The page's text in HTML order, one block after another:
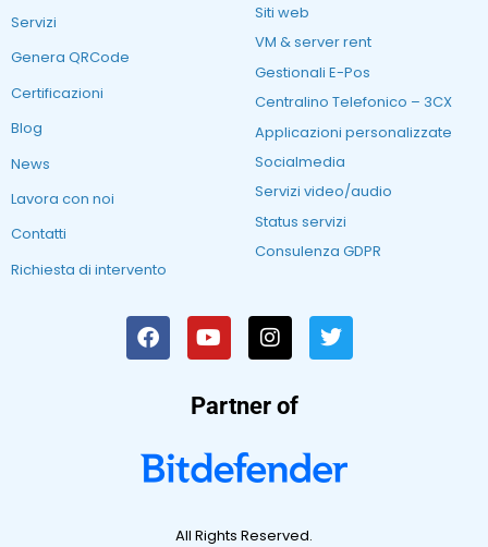
Servizi
Genera QRCode
Certificazioni
Blog
News
Lavora con noi
Contatti
Richiesta di intervento
Siti web
VM & server rent
Gestionali E-Pos
Centralino Telefonico – 3CX
Applicazioni personalizzate
Socialmedia
Servizi video/audio
Status servizi
Consulenza GDPR
Partner of
All Rights Reserved.